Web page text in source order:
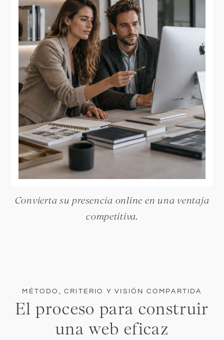
Convierta su presencia online en una ventaja
competitiva.
MÉTODO, CRITERIO Y VISIÓN COMPARTIDA
El proceso para construir
una web eficaz